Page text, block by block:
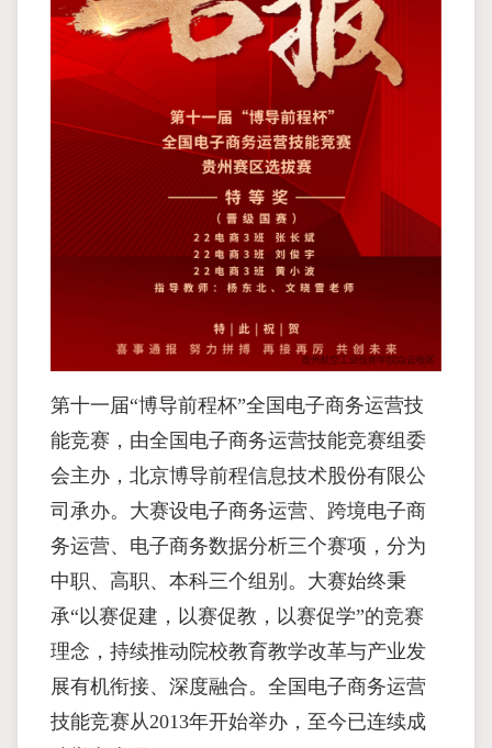
第十一届“博导前程杯”全国电子商务运营技
能竞赛，由全国电子商务运营技能竞赛组委
会主办，北京博导前程信息技术股份有限公
司承办。大赛设电子商务运营、跨境电子商
务运营、电子商务数据分析三个赛项，分为
中职、高职、本科三个组别。大赛始终秉
承“以赛促建，以赛促教，以赛促学”的竞赛
理念，持续推动院校教育教学改革与产业发
展有机衔接、深度融合。全国电子商务运营
技能竞赛从2013年开始举办，至今已连续成